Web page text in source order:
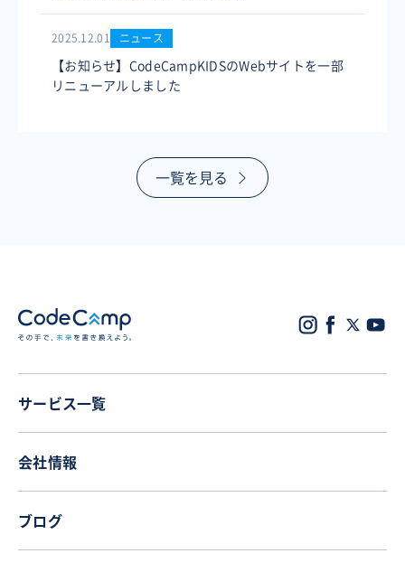
2025.12.01 ニュース
【お知らせ】CodeCampKIDSのWebサイトを一部
リニューアルしました
一覧を見る
サービス一覧
会社情報
ブログ